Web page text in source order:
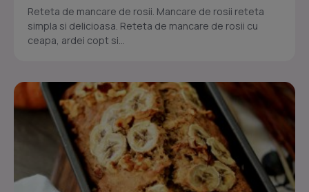
Reteta de mancare de rosii. Mancare de rosii reteta
simpla si delicioasa. Reteta de mancare de rosii cu
ceapa, ardei copt si...